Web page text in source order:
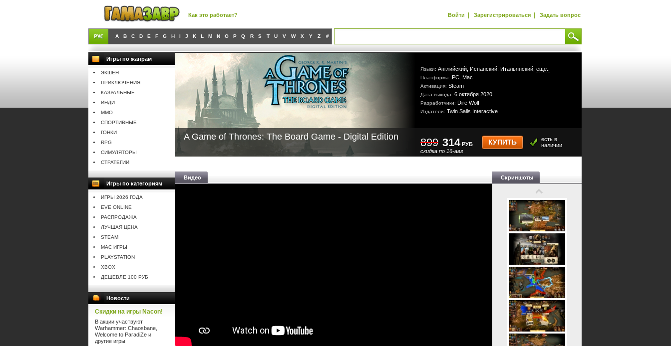
Как это работает? Войти | Зарегистрироваться | Задать вопрос
A B C D E F G H I J K L M N O P Q R S T U V W X Y Z #
Игры по жанрам
ЭКШЕН
ПРИКЛЮЧЕНИЯ
КАЗУАЛЬНЫЕ
ИНДИ
MMO
СПОРТИВНЫЕ
ГОНКИ
RPG
СИМУЛЯТОРЫ
СТРАТЕГИИ
Игры по категориям
ИГРЫ 2026 ГОДА
EVE ONLINE
РАСПРОДАЖА
ЛУЧШАЯ ЦЕНА
STEAM
MAC ИГРЫ
PLAYSTATION
XBOX
ДЕШЕВЛЕ 100 РУБ
Новости
Скидки на игры Nacon!
В акции участвуют
Warhammer: Chaosbane,
Welcome to ParadiZe и
другие игры
Языки: Английский, Испанский, Итальянский, еще..
Платформа: PC Mac
Активация: Steam
Дата выхода: 6 октября 2020
Разработчики: Dire Wolf
Издатели: Twin Sails Interactive
A Game of Thrones: The Board Game - Digital Edition 899
скидка по 16-авг
314РУБ КУПИТЬ
есть в
наличии
Видео Скриншоты